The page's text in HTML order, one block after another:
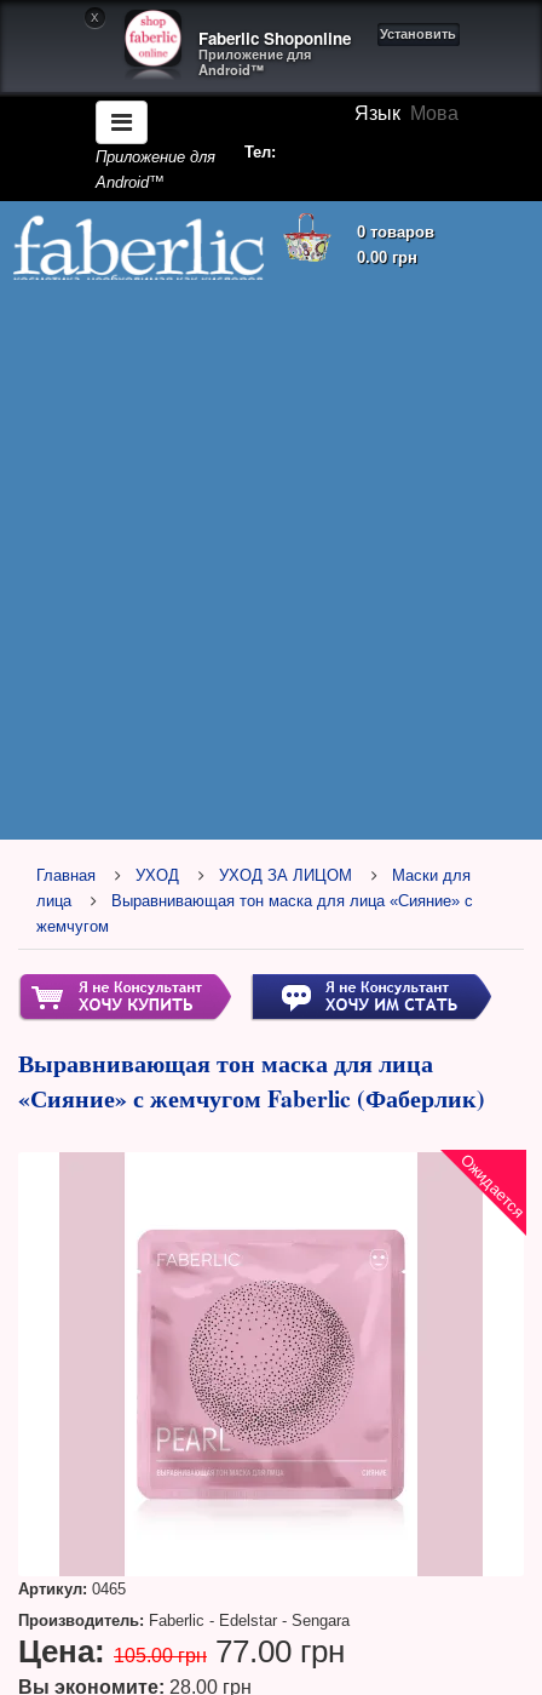
X
Faberlic Shoponline
Приложение для
Android™
Установить
Язык Мова
Приложение для
Android™
Тел:
0 товаров
0.00 грн
Корзина покупок пуста!
Главная УХОД УХОД ЗА ЛИЦОМ
Маски для
лица
Выравнивающая тон маска для лица «Сияние» с
жемчугом
Выравнивающая тон маска для лица
«Сияние» с жемчугом Faberlic (Фаберлик)
Ожидается
Артикул: 0465
Производитель: Faberlic - Edelstar - Sengara
Цена: 105.00 грн 77.00 грн
Вы экономите: 28.00 грн